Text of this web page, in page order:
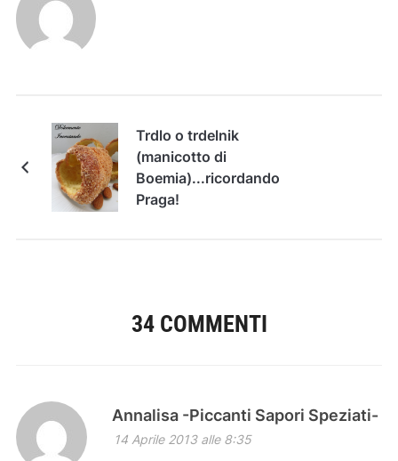
Trdlo o trdelnik
(manicotto di
Boemia)...ricordando
Praga!
34 COMMENTI
Annalisa -Piccanti Sapori Speziati-
14 Aprile 2013 alle 8:35